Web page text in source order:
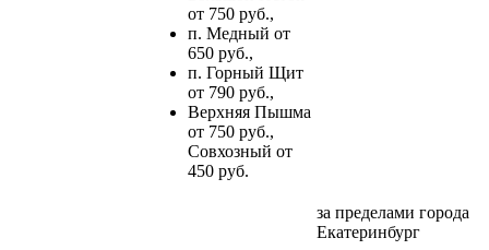
от 750 руб.,
п. Медный от
650 руб.,
п. Горный Щит
от 790 руб.,
Верхняя Пышма
от 750 руб.,
Совхозный от
450 руб.
за пределами города
Екатеринбург